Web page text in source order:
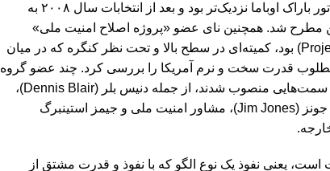
انتخاباتی با محوریت قدرت نرم سناتور باراک اوباما نزدیک‌تر بود و بعد از انتخابات سال ۲۰۰۸ به
مطرح شد. همچنین نای عضو «پروژه اصلاح امنیت ملی»
(Project on National Security Reform) بود، کمیته‌ای در سطح بالا و تحت نظر کنگره که در میان
قدرت سخت و نرم آمریکا را بررسی کرد. چند عضو گروه
رهبری این کمیته در دولت اوباما به سمت‌هایی منصوب شدند، از جمله دنیس بلر (Dennis Blair)،
رئیس سرویس اطلاعات ملی، جیم جونز (Jim Jones)، مشاور امنیت ملی و جیمز استینبرگ
یعنی نفوذ یک نوع الگو که با نفوذ و قدرت مشتق از